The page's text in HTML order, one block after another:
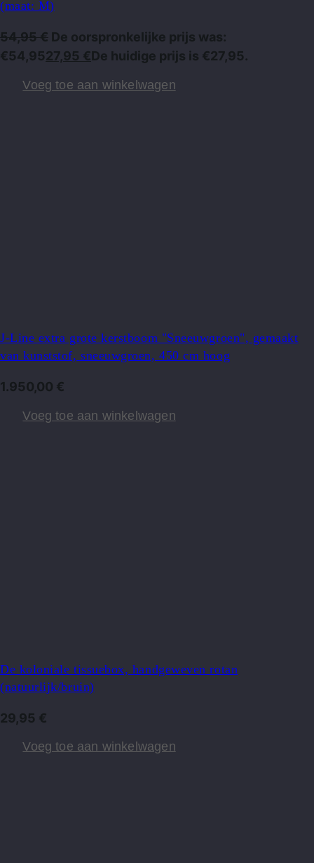
(maat: M)
54,95€ De oorspronkelijke prijs was:
€54,9527,95 €De huidige prijs is €27,95.
Voeg toe aan winkelwagen
J-Line extra grote kerstboom "Sneeuwgroen", gemaakt
van kunststof, sneeuwgroen, 450 cm hoog
1.950,00 €
Voeg toe aan winkelwagen
De koloniale tissuebox, handgeweven rotan
(natuurlijk/bruin)
29,95 €
Voeg toe aan winkelwagen